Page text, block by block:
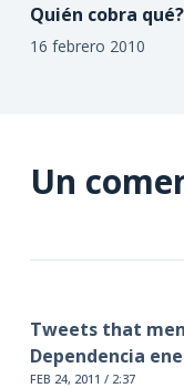
Quién cobra
16 febrero 2010
Un
Tweets that
Dependencia
FEB 24, 2011 / 2:37